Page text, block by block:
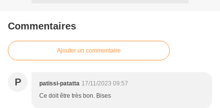
Commentaires
Ajouter un commentaire
P patissi-patatta 17/11/2023 09:57
Ce doit être très bon. Bises